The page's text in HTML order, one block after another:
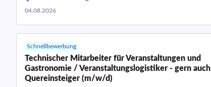
04.08.2026
Schnellbewerbung
Technischer Mitarbeiter für Veranstaltungen und
Gastronomie / Veranstaltungslogistiker - gern auch
Quereinsteiger (m/w/d)